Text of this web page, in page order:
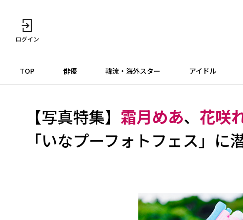
TOP 俳優 韓流・海外スター アイドル
【写真特集】 霜月めあ、 花咲
「いなプーフォトフェス」に